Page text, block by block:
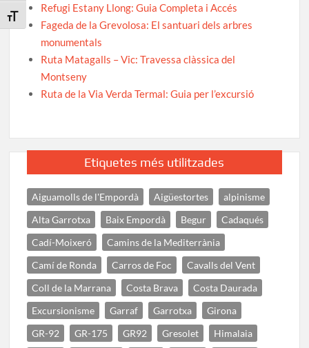
Toggle Font size
Refugi Estany Llong: Guia Completa i Accés
Fageda de la Grevolosa: El santuari dels arbres
monumentals
Ruta Matagalls – Vic: Travessa clàssica del
Montseny
Ruta de la Via Verda Termal: Guia per l’excursió
Etiquetes més utilitzades
Aiguamolls de l'Empordà Aigüestortes
alpinisme
Alta Garrotxa
Baix Empordà Begur
Cadaqués
Cadí-Moixeró
Camins de la Mediterrània
Camí de Ronda
Carros de Foc
Cavalls del Vent
Coll de la Marrana
Costa Brava
Costa Daurada
Excursionisme
Garraf Garrotxa
Girona
GR-92
GR-175 GR92 Gresolet
Himalaia